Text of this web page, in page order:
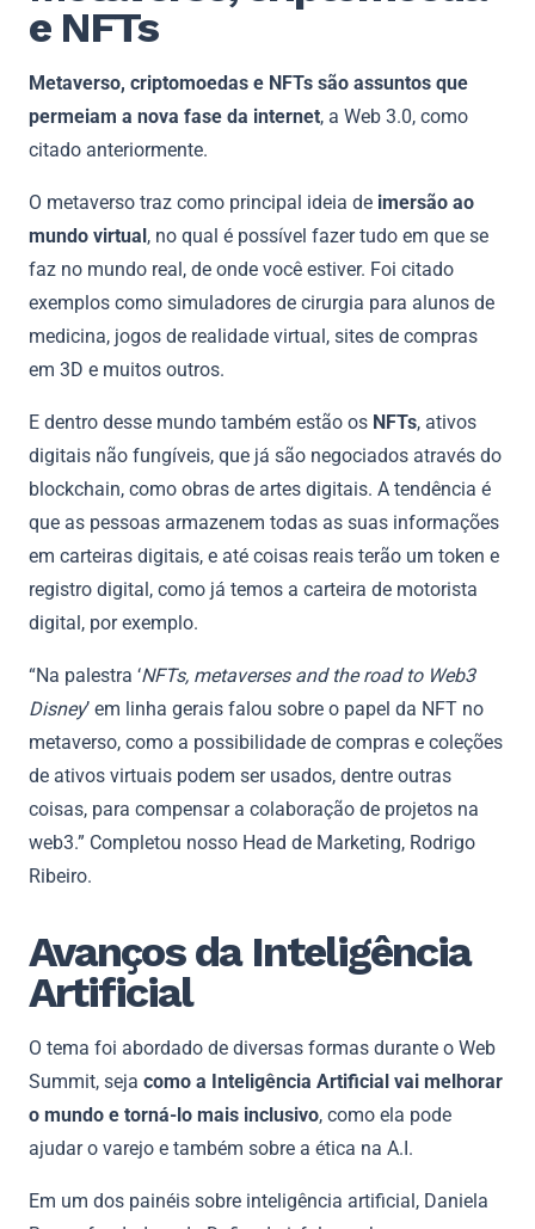
e NFTs
Metaverso, criptomoedas e NFTs são assuntos que
permeiam a nova fase da internet, a Web 3.0, como
citado anteriormente.
O metaverso traz como principal ideia de imersão ao
mundo virtual, no qual é possível fazer tudo em que se
faz no mundo real, de onde você estiver. Foi citado
exemplos como simuladores de cirurgia para alunos de
medicina, jogos de realidade virtual, sites de compras
em 3D e muitos outros.
E dentro desse mundo também estão os NFTs, ativos
digitais não fungíveis, que já são negociados através do
blockchain, como obras de artes digitais. A tendência é
que as pessoas armazenem todas as suas informações
em carteiras digitais, e até coisas reais terão um token e
registro digital, como já temos a carteira de motorista
digital, por exemplo.
“Na palestra ‘NFTs, metaverses and the road to Web3
Disney’ em linha gerais falou sobre o papel da NFT no
metaverso, como a possibilidade de compras e coleções
de ativos virtuais podem ser usados, dentre outras
coisas, para compensar a colaboração de projetos na
web3.” Completou nosso Head de Marketing, Rodrigo
Ribeiro.
Avanços da Inteligência
Artificial
O tema foi abordado de diversas formas durante o Web
Summit, seja como a Inteligência Artificial vai melhorar
o mundo e torná-lo mais inclusivo, como ela pode
ajudar o varejo e também sobre a ética na A.I.
Em um dos painéis sobre inteligência artificial, Daniela